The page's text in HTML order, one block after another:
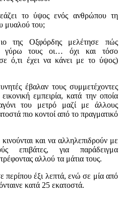
το ύψος ενός ανθρώπου τη
μυαλού του;
της Οξφόρδης μελέτησε πώς
γύρω τους οι… όχι και τόσο
ό,τι έχει να κάνει με το ύψος)
έβαλαν τους συμμετέχοντες
εμπειρία, κατά την οποία
του μετρό μαζί με άλλους
πιο κοντοί από το πραγματικό
και να αλληλεπιδρούν με
επιβάτες, για παράδειγμα
αλλού τα μάτια τους.
περίπου έξι λεπτά, ενώ σε μία από
κατά 25 εκατοστά.